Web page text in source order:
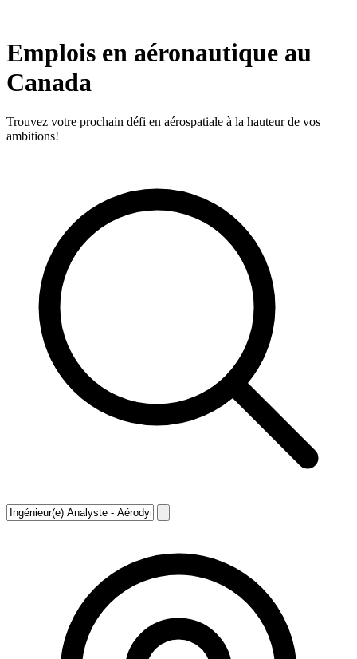
Emplois en aéronautique au
Canada
Trouvez votre prochain défi en aérospatiale à la hauteur de vos
ambitions!